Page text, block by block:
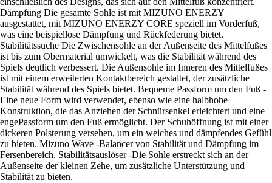
Dämpfung Die gesamte Sohle ist mit MIZUNO ENERZY
ausgestattet, mit MIZUNO ENERZY CORE speziell im Vorderfuß,
was eine beispiellose Dämpfung und Rückfederung bietet.
Stabilitätssuche Die Zwischensohle an der Außenseite des Mittelfußes
ist bis zum Obermaterial umwickelt, was die Stabilität während des
Spiels deutlich verbessert. Die Außensohle im Inneren des Mittelfußes
ist mit einem erweiterten Kontaktbereich gestaltet, der zusätzliche
Stabilität während des Spiels bietet. Bequeme Passform um den Fuß -
Eine neue Form wird verwendet, ebenso wie eine halbhohe
Konstruktion, die das Anziehen der Schnürsenkel erleichtert und eine
engePassform um den Fuß ermöglicht. Der Schuhöffnung ist mit einer
dickeren Polsterung versehen, um ein weiches und dämpfendes Gefühl
zu bieten. Mizuno Wave -Balancer von Stabilität und Dämpfung im
Fersenbereich. Stabilitätsauslöser -Die Sohle erstreckt sich an der
Außenseite der kleinen Zehe, um zusätzliche Unterstützung und
Stabilität zu bieten.